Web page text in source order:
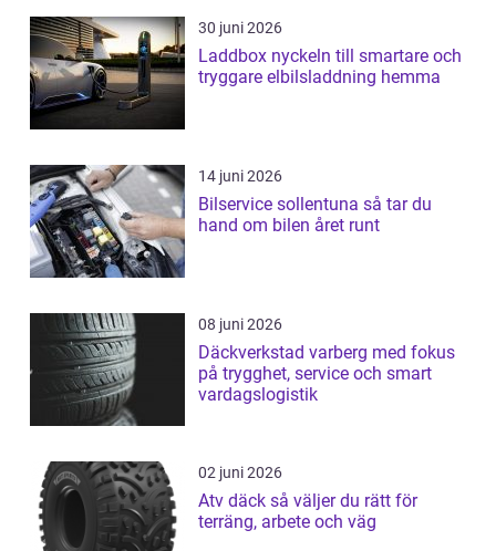
30 juni 2026
Laddbox nyckeln till smartare och
tryggare elbilsladdning hemma
14 juni 2026
Bilservice sollentuna så tar du
hand om bilen året runt
08 juni 2026
Däckverkstad varberg med fokus
på trygghet, service och smart
vardagslogistik
02 juni 2026
Atv däck så väljer du rätt för
terräng, arbete och väg